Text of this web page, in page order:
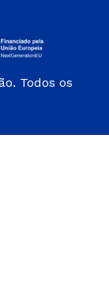
Todos os